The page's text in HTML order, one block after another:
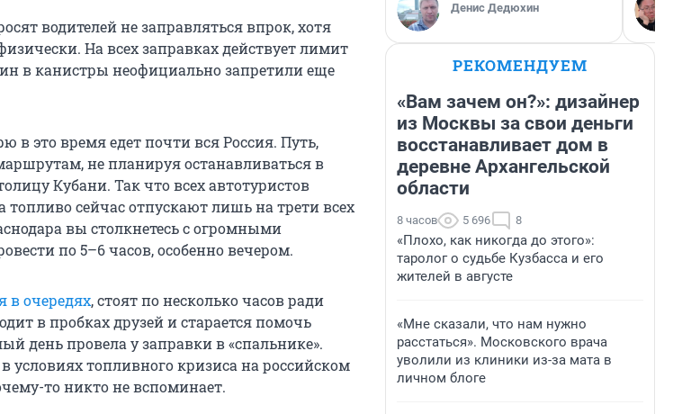
водителей не заправляться впрок, хотя
На всех заправках действует лимит
в канистры неофициально запретили еще
в это время едет почти вся Россия. Путь,
не планируя останавливаться в
Кубани. Так что всех автотуристов
сейчас отпускают лишь на трети всех
вы столкнетесь с огромными
по 5–6 часов, особенно вечером.
в очередях, стоят по несколько часов ради
в пробках друзей и старается помочь
день провела у заправки в «спальнике».
условиях топливного кризиса на российском
то никто не вспоминает.
Денис Дедюхин
РЕКОМЕНДУЕМ
«Вам зачем он?»: дизайнер
из Москвы за свои деньги
восстанавливает дом в
деревне Архангельской
области
8 часов 5 696 8
«Плохо, как никогда до этого»:
таролог о судьбе Кузбасса и его
жителей в августе
«Мне сказали, что нам нужно
расстаться». Московского врача
уволили из клиники из-за мата в
личном блоге